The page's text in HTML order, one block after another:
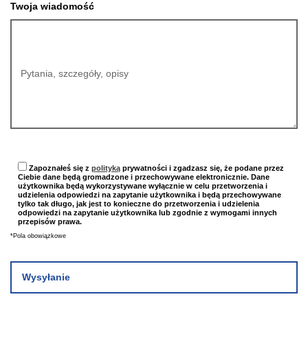
Twoja wiadomość
Pytania, szczegóły, opisy
Please
leave
this
field
empty.
Zapoznałeś się z polityką prywatności i zgadzasz się, że podane przez
Ciebie dane będą gromadzone i przechowywane elektronicznie. Dane
użytkownika będą wykorzystywane wyłącznie w celu przetworzenia i
udzielenia odpowiedzi na zapytanie użytkownika i będą przechowywane
tylko tak długo, jak jest to konieczne do przetworzenia i udzielenia
odpowiedzi na zapytanie użytkownika lub zgodnie z wymogami innych
przepisów prawa.
*Pola obowiązkowe